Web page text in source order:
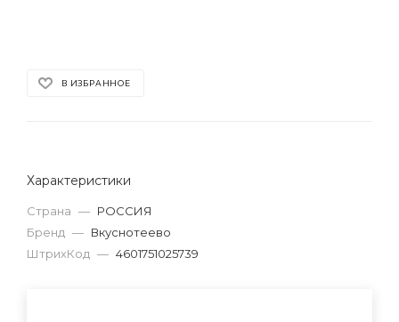
В ИЗБРАННОЕ
Характеристики
Страна — РОССИЯ
Бренд — Вкуснотеево
ШтрихКод — 4601751025739